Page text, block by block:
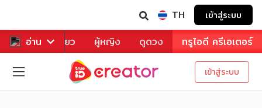
TH เข้าสู่ระบบ
อ่าน
หาร ท่องเที่ยว ผู้หญิง ดูดวง ทรูไอดี ครีเอเตอร์
เข้าสู่ระบบ